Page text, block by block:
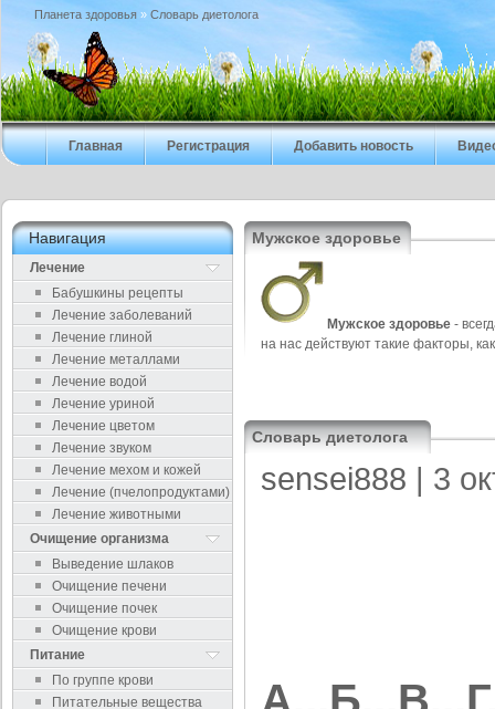
Планета здоровья » Cловарь диетолога
Главная Регистрация Добавить новость
Навигация
Лечение
Бабушкины рецепты
Лечение заболеваний
Лечение глиной
Лечение металлами
Лечение водой
Лечение уриной
Лечение цветом
Лечение звуком
Лечение мехом и кожей
Лечение (пчелопродуктами)
Лечение животными
Очищение организма
Выведение шлаков
Очищение печени
Очищение почек
Очищение крови
Питание
По группе крови
Питательные вещества
Мужское здоровье
Мужское здоровье -
на нас действуют такие факторы,
Cловарь диетолога
sensei888 | 3